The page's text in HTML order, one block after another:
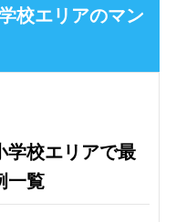
校エリアのマン
学校エリアで最
一覧